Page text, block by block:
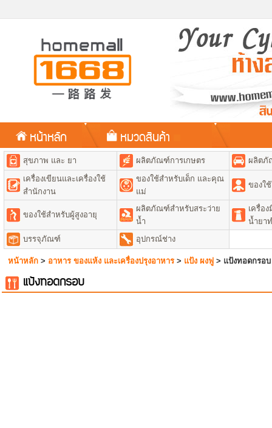
หน้าหลัก หมวดสินค้า
สุขภาพ และ ยา ผลิตภัณฑ์การเกษตร
ผลิตภั
เครื่องเขียนและเครื่องใช้
สำนักงาน
ของใช้สำหรับเด็ก และคุณ
แม่
ของใ
ของใช้สำหรับผู้สูงอายุ
ผลิตภัณฑ์สำหรับสระว่าย
น้ำ
เครื่อ
น้ำยา
บรรจุภัณฑ์
อุปกรณ์ช่าง
หน้าหลัก > อาหาร ของแห้ง และเครื่องปรุงอาหาร > แป้ง ผงฟู > แป้งทอดกรอบ
แป้งทอดกรอบ